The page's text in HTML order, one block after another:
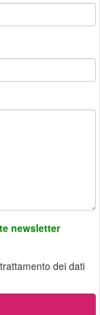
newsletter
dei dati